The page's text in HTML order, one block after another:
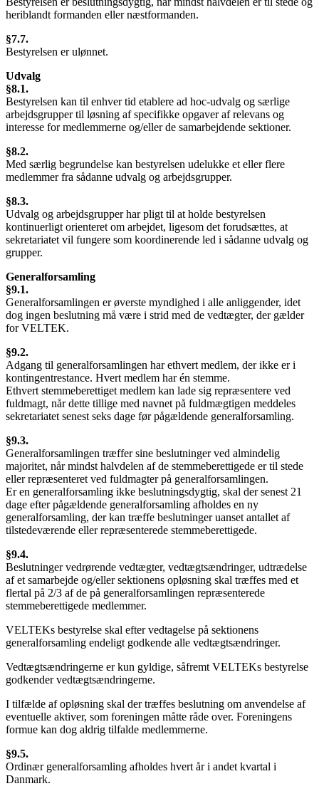
heriblandt formanden eller næstformanden.
§7.7.
Bestyrelsen er ulønnet.
Udvalg
§8.1.
Bestyrelsen kan til enhver tid etablere ad hoc-udvalg og særlige
arbejdsgrupper til løsning af specifikke opgaver af relevans og
interesse for medlemmerne og/eller de samarbejdende sektioner.
§8.2.
Med særlig begrundelse kan bestyrelsen udelukke et eller flere
medlemmer fra sådanne udvalg og arbejdsgrupper.
§8.3.
Udvalg og arbejdsgrupper har pligt til at holde bestyrelsen
kontinuerligt orienteret om arbejdet, ligesom det forudsættes, at
sekretariatet vil fungere som koordinerende led i sådanne udvalg og
grupper.
Generalforsamling
§9.1.
Generalforsamlingen er øverste myndighed i alle anliggender, idet
dog ingen beslutning må være i strid med de vedtægter, der gælder
for VELTEK.
§9.2.
Adgang til generalforsamlingen har ethvert medlem, der ikke er i
kontingentrestance. Hvert medlem har én stemme.
Ethvert stemmeberettiget medlem kan lade sig repræsentere ved
fuldmagt, når dette tillige med navnet på fuldmægtigen meddeles
sekretariatet senest seks dage før pågældende generalforsamling.
§9.3.
Generalforsamlingen træffer sine beslutninger ved almindelig
majoritet, når mindst halvdelen af de stemmeberettigede er til stede
eller repræsenteret ved fuldmagter på generalforsamlingen.
Er en generalforsamling ikke beslutningsdygtig, skal der senest 21
dage efter pågældende generalforsamling afholdes en ny
generalforsamling, der kan træffe beslutninger uanset antallet af
tilstedeværende eller repræsenterede stemmeberettigede.
§9.4.
Beslutninger vedrørende vedtægter, vedtægtsændringer, udtrædelse
af et samarbejde og/eller sektionens opløsning skal træffes med et
flertal på 2/3 af de på generalforsamlingen repræsenterede
stemmeberettigede medlemmer.
VELTEKs bestyrelse skal efter vedtagelse på sektionens
generalforsamling endeligt godkende alle vedtægtsændringer.
Vedtægtsændringerne er kun gyldige, såfremt VELTEKs bestyrelse
godkender vedtægtsændringerne.
I tilfælde af opløsning skal der træffes beslutning om anvendelse af
eventuelle aktiver, som foreningen måtte råde over. Foreningens
formue kan dog aldrig tilfalde medlemmerne.
§9.5.
Ordinær generalforsamling afholdes hvert år i andet kvartal i
Danmark.